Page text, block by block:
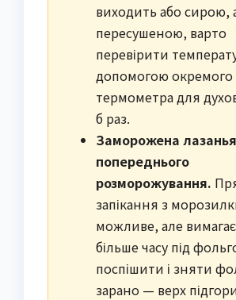
виходить або сирою,
пересушеною, варто
перевірити
допомогою окремого
термометра для
б раз.
Заморожена
попереднього
розморожування.
запікання з
можливе, але
більше часу під
поспішити і зняти
зарано — верх